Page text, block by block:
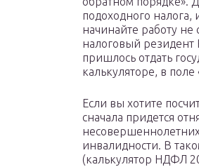
подоходного налога,
начинайте работу
налоговый резидент
пришлось отдать
калькуляторе, в
Если вы хотите
сначала придется
инвалидности. В
(калькулятор НДФЛ